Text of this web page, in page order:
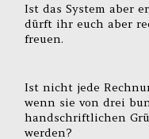
Ist das System aber
dürft ihr euch aber
freuen.
Ist nicht jede
wenn sie von drei
handschriftlichen
werden?